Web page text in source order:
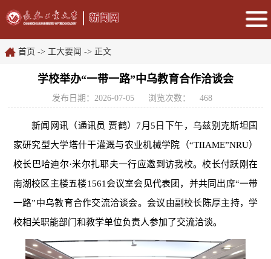
首页 -> 工大要闻 -> 正文
学校举办“一带一路”中乌教育合作洽谈会
发布日期：2026-07-05 浏览次数： 468
新闻网讯（通讯员 贾鹤） 7月5日下午，乌兹别克斯坦国
家研究型大学塔什干灌溉与农业机械学院（“TIIAME”NRU）
校长巴哈迪尔·米尔扎耶夫一行应邀到访我校。校长付跃刚在
南湖校区主楼五楼1561会议室会见代表团，并共同出席“一带
一路”中乌教育合作交流洽谈会。会议由副校长陈厚主持，学
校相关职能部门和教学单位负责人参加了交流洽谈。